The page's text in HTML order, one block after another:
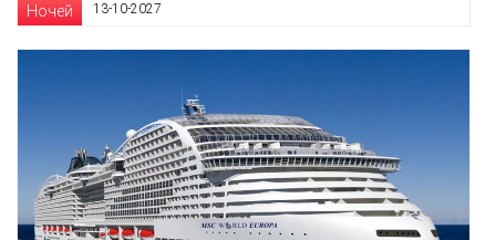
Ночей
13-10-2027